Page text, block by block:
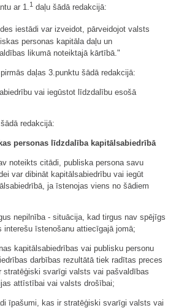
ar 1.1 daļu šādā redakcijā:
iestādi var izveidot, pārveidojot valsts
personas kapitāla daļu un
likumā noteiktajā kārtībā."
daļas 3.punktu šādā redakcijā:
vai iegūstot līdzdalību esošā
redakcijā:
personas līdzdalība kapitālsabiedrībā
noteikts citādi, publiska persona savu
var dibināt kapitālsabiedrību vai iegūt
ja īstenojas viens no šādiem
nepilnība - situācija, kad tirgus nav spējīgs
interešu īstenošanu attiecīgajā jomā;
kapitālsabiedrības vai publisku personu
darbības rezultātā tiek radītas preces
stratēģiski svarīgi valsts vai pašvaldības
attīstībai vai valsts drošībai;
īpašumi, kas ir stratēģiski svarīgi valsts vai